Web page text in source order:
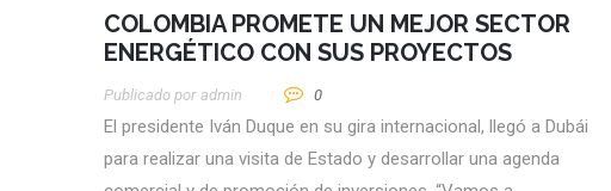
COLOMBIA PROMETE UN MEJOR SECTOR
ENERGÉTICO CON SUS PROYECTOS
Publicado por Admin 0
El presidente Iván Duque en su gira internacional, llegó a Dubái
para realizar una visita de Estado y desarrollar una agenda